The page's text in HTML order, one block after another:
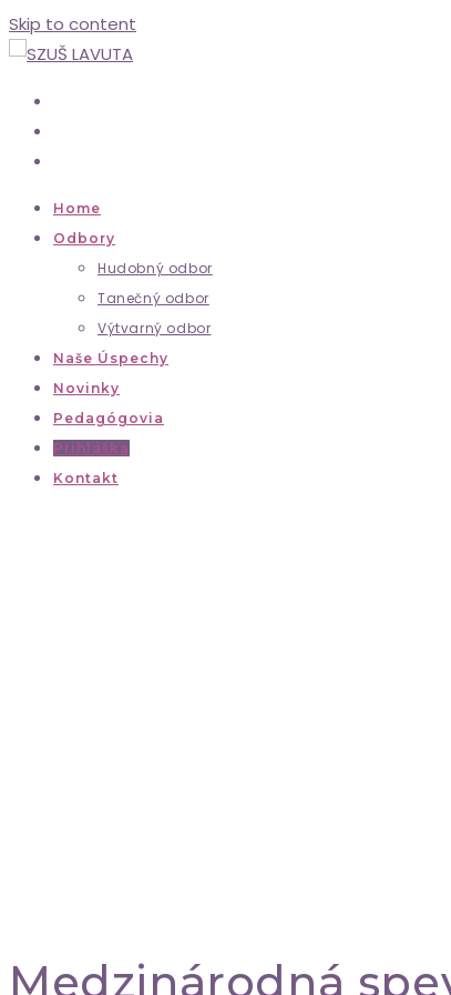
Skip to content
Home
Odbory
Hudobný odbor
Tanečný odbor
Výtvarný odbor
Naše Úspechy
Novinky
Pedagógovia
Prihláška
Kontakt
Medzinárodná